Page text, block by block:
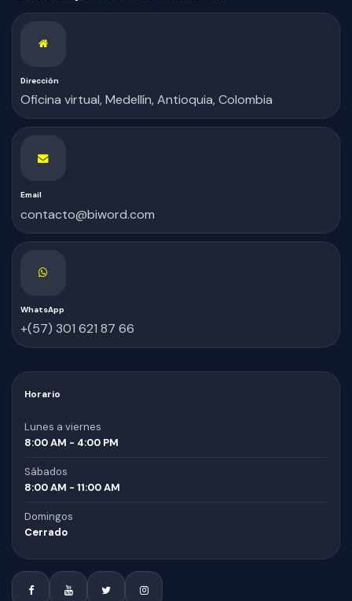
Dirección
Oficina virtual, Medellín, Antioquia, Colombia
Email
contacto@biword.com
WhatsApp
+(57) 301 621 87 66
Horario
Lunes a viernes
8:00 AM - 4:00 PM
Sábados
8:00 AM - 11:00 AM
Domingos
Cerrado